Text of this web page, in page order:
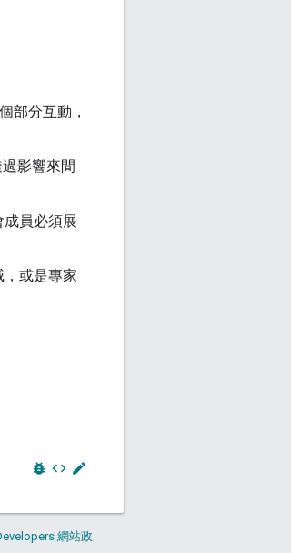
部分互動，
影響來間
員必須展
或是專家
bug_report code edit
網站政